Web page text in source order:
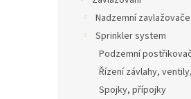
Nadzemní zavlažovače
Sprinkler system
Podzemní
Řízení závlahy,
Spojky, přípojky